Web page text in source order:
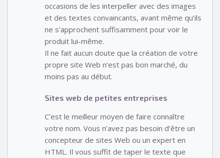
occasions de les interpeller avec des images
et des textes convaincants, avant même qu’ils
ne s’approchent suffisamment pour voir le
produit lui-même.
Il ne fait aucun doute que la création de votre
propre site Web n’est pas bon marché, du
moins pas au début.
Sites web de petites entreprises
C’est le meilleur moyen de faire connaître
votre nom. Vous n’avez pas besoin d’être un
concepteur de sites Web ou un expert en
HTML. Il vous suffit de taper le texte que